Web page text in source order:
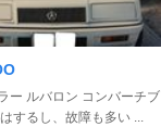
ー ルバロン コンバーチブ
するし、故障も多い ...